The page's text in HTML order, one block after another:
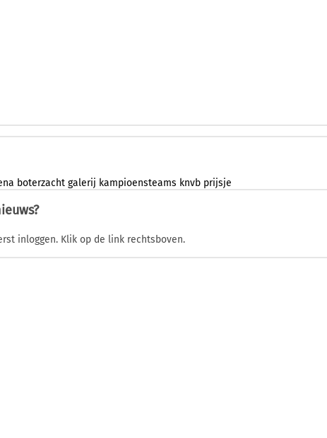
boterzacht galerij kampioensteams knvb prijsje
inloggen. Klik op de link rechtsboven.